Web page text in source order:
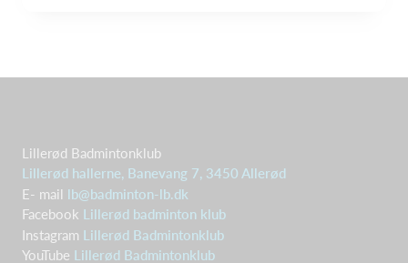
Lillerød Badmintonklub
Lillerød hallerne, Banevang 7, 3450 Allerød
E- mail lb@badminton-lb.dk
Facebook Lillerød badminton klub
Instagram Lillerød Badmintonklub
YouTube Lillerød Badmintonklub